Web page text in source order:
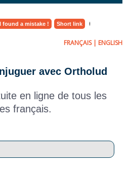
I found a mistake ! Short link
FRANÇAIS| ENGLISH
avec Ortholud
en ligne de tous les
français.